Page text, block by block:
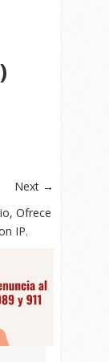
Next →
Ofrece
IP.